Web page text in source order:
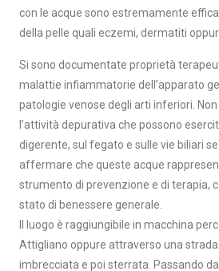
con le acque sono estremamente
della pelle quali eczemi, dermatiti
Si sono documentate proprietà
malattie infiammatorie dell’apparato
patologie venose degli arti inferiori.
l’attività depurativa che possono
digerente, sul fegato e sulle vie biliari
affermare che queste acque
strumento di prevenzione e di terapia,
stato di benessere generale.
Il luogo è raggiungibile in macchina
Attigliano oppure attraverso una
imbrecciata e poi sterrata. Passando